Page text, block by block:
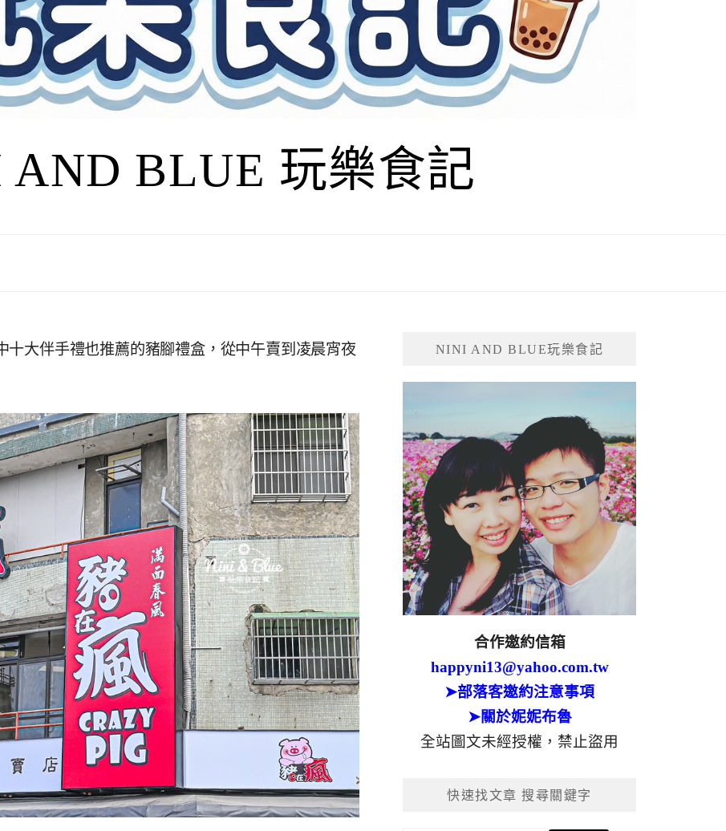
BLUE 玩樂食記
大伴手禮也推薦的豬腳禮盒，從中午賣到凌晨宵夜 NINI AND BLUE玩樂食記
合作邀約信箱
happyni13@yahoo.com.tw
➤部落客邀約注意事項
➤關於妮妮布魯
全站圖文未經授權，禁止盜用
快速找文章 搜尋關鍵字